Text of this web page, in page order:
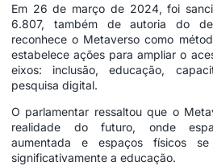
Em 26 de março de 2024, foi
6.807, também de autoria do
reconhece o Metaverso como
estabelece ações para ampliar o
eixos: inclusão, educação,
pesquisa digital.
O parlamentar ressaltou que o
realidade do futuro, onde
aumentada e espaços físicos se
significativamente a educação.